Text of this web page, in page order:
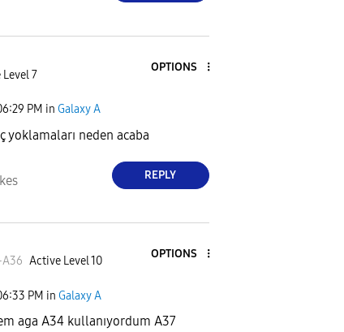
7
OPTIONS
PM in Galaxy A
yoklamaları neden acaba
REPLY
Active Level 10
OPTIONS
PM in Galaxy A
aga A34 kullanıyordum A37